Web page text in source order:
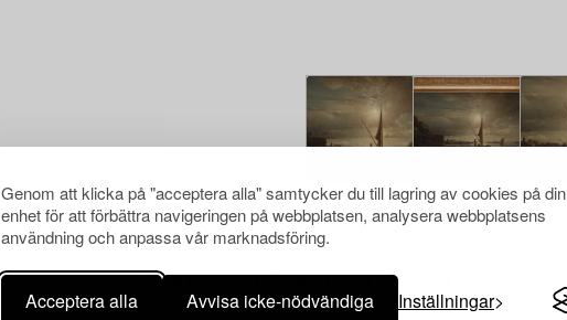
Genom att klicka på "acceptera alla" samtycker du till lagring av cookies på din
enhet för att förbättra navigeringen på webbplatsen, analysera webbplatsens
användning och anpassa vår marknadsföring.
Acceptera alla Avvisa icke-nödvändiga Inställningar
Andra har även tittat på